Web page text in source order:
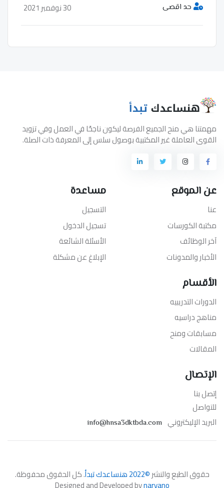
حد اقصى 30 نوفمبر 2021
مهمتنا هي منح الجميع الفرصة ليكون ناجحًا في العمل وفي تزويد
القوى العاملة غير المكتبية بوصول سلس إلى المعرفة ذات الصلة.
عن الموقع
عنا
مكتبة الكورسات
آخر الوظائف
الأخبار والمدونات
مساعدة
التسجيل
تسجيل الدخول
الأسئلة الشائعة
الإبلاغ عن مشكلة
الأقسام
الدورات التدريبيه
مناهج دراسيه
مسابقات ومنح
المقالات
الإتصال
إتصل بنا
للتواصل
البريد الإليكتروني info@hnsa3dktbda.com
حقوق الطبع والنشر©2022 هنساعدك تبدأ . كل الحقوق محفوظة.